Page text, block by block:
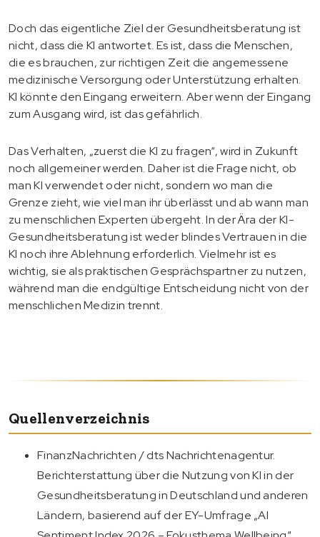
Doch das eigentliche Ziel der Gesundheitsberatung ist
nicht, dass die KI antwortet. Es ist, dass die Menschen,
die es brauchen, zur richtigen Zeit die angemessene
medizinische Versorgung oder Unterstützung erhalten.
KI könnte den Eingang erweitern. Aber wenn der Eingang
zum Ausgang wird, ist das gefährlich.
Das Verhalten, „zuerst die KI zu fragen“, wird in Zukunft
noch allgemeiner werden. Daher ist die Frage nicht, ob
man KI verwendet oder nicht, sondern wo man die
Grenze zieht, wie viel man ihr überlässt und ab wann man
zu menschlichen Experten übergeht. In der Ära der KI-
Gesundheitsberatung ist weder blindes Vertrauen in die
KI noch ihre Ablehnung erforderlich. Vielmehr ist es
wichtig, sie als praktischen Gesprächspartner zu nutzen,
während man die endgültige Entscheidung nicht von der
menschlichen Medizin trennt.
Quellenverzeichnis
FinanzNachrichten / dts Nachrichtenagentur.
Berichterstattung über die Nutzung von KI in der
Gesundheitsberatung in Deutschland und anderen
Ländern, basierend auf der EY-Umfrage „AI